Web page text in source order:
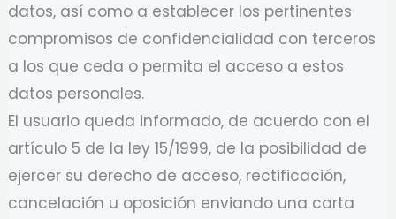
datos, así como a establecer los pertinentes
compromisos de confidencialidad con terceros
a los que ceda o permita el acceso a estos
datos personales.
El usuario queda informado, de acuerdo con el
artículo 5 de la ley 15/1999, de la posibilidad de
ejercer su derecho de acceso, rectificación,
cancelación u oposición enviando una carta